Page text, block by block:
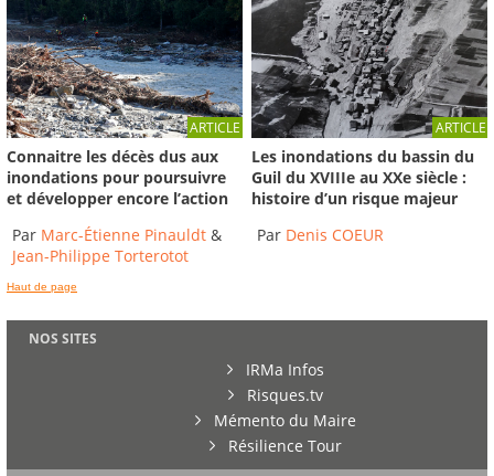
ARTICLE
Connaitre les décès dus aux
inondations pour poursuivre
et développer encore l’action
Par Marc-Étienne Pinauldt &
Jean-Philippe Torterotot
ARTICLE
Les inondations du bassin du
Guil du XVIIIe au XXe siècle :
histoire d’un risque majeur
Par Denis COEUR
Haut de page
NOS SITES
IRMa Infos
Risques.tv
Mémento du Maire
Résilience Tour